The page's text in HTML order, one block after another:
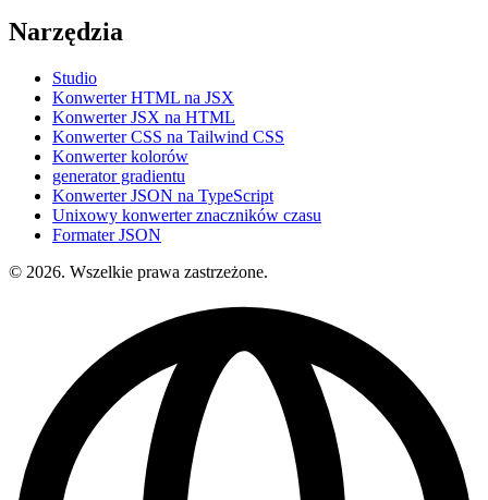
Narzędzia
Studio
Konwerter HTML na JSX
Konwerter JSX na HTML
Konwerter CSS na Tailwind CSS
Konwerter kolorów
generator gradientu
Konwerter JSON na TypeScript
Unixowy konwerter znaczników czasu
Formater JSON
© 2026. Wszelkie prawa zastrzeżone.